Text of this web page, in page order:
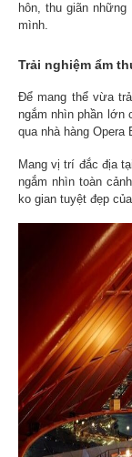
hôn, thu giãn
mình.
Trải nghiệm ẩm
Để mang thể vừa
ngắm nhìn phần lớn
qua nhà hàng Opera
Mang vị trí đắc địa
ngắm nhìn toàn
ko gian tuyệt đẹp